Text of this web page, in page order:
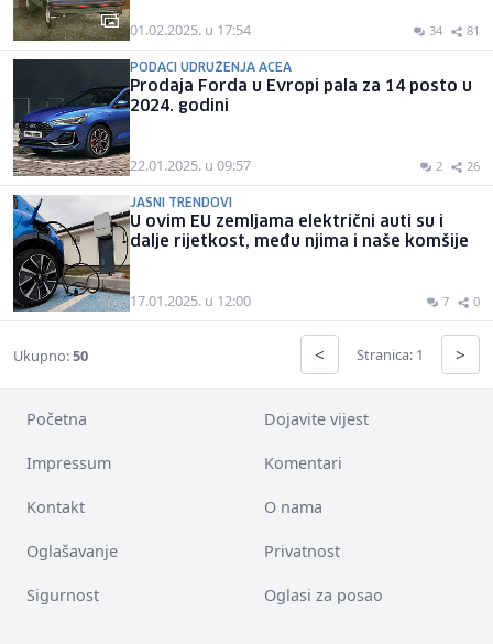
01.02.2025. u 17:54 34 81
PODACI UDRUŽENJA ACEA
Prodaja Forda u Evropi pala za 14 posto u
2024. godini
22.01.2025. u 09:57 2 26
JASNI TRENDOVI
U ovim EU zemljama električni auti su i
dalje rijetkost, među njima i naše komšije
17.01.2025. u 12:00 7 0
Ukupno:50 < Stranica: 1 >
Početna Dojavite vijest
Impressum Komentari
Kontakt O nama
Oglašavanje Privatnost
Sigurnost Oglasi za posao